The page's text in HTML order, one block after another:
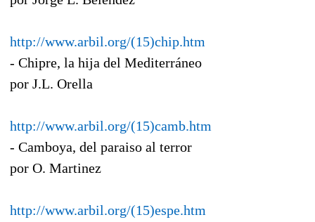
http://www.arbil.org/(15)chip.htm
- Chipre, la hija del Mediterráneo
por J.L. Orella
http://www.arbil.org/(15)camb.htm
- Camboya, del paraiso al terror
por O. Martinez
http://www.arbil.org/(15)espe.htm